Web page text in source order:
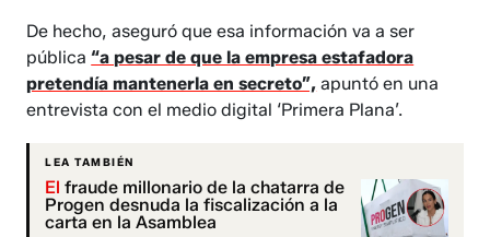
De hecho, aseguró que esa información va a ser
pública“a pesar de que la empresa estafadora
pretendía mantenerla en secreto”, apuntó en una
entrevista con el medio digital ‘Primera Plana’.
LEA TAMBIÉN
El fraude millonario de la chatarra de
Progen desnuda la fiscalización a la
carta en la Asamblea